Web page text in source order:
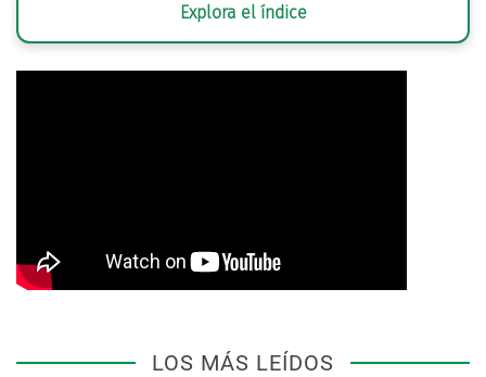
Explora el índice
LOS MÁS LEÍDOS